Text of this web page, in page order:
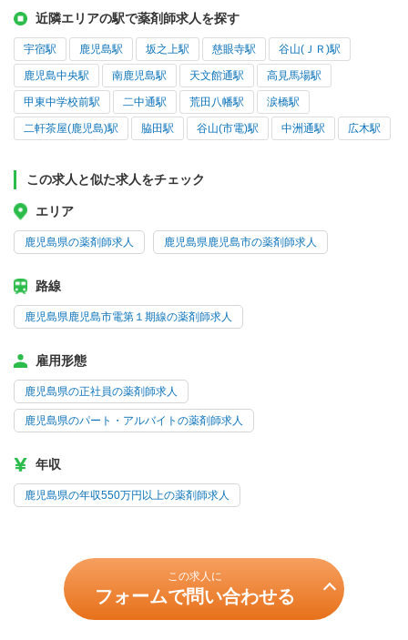
近隣エリアの駅で薬剤師求人を探す
宇宿駅 鹿児島駅 坂之上駅 慈眼寺駅 谷山(ＪＲ)駅
鹿児島中央駅 南鹿児島駅 天文館通駅 高見馬場駅
甲東中学校前駅 二中通駅 荒田八幡駅 涙橋駅
二軒茶屋(鹿児島)駅 脇田駅 谷山(市電)駅 中洲通駅 広木駅
この求人と似た求人をチェック
エリア
鹿児島県の薬剤師求人 鹿児島県鹿児島市の薬剤師求人
路線
鹿児島県鹿児島市電第１期線の薬剤師求人
雇用形態
鹿児島県の正社員の薬剤師求人
鹿児島県のパート・アルバイトの薬剤師求人
年収
鹿児島県の年収550万円以上の薬剤師求人
この求人に
フォームで問い合わせる